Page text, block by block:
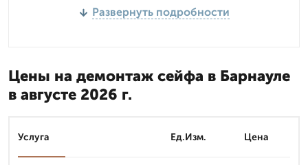
Развернуть подробности
Цены на демонтаж сейфа в Барнауле
в августе 2026 г.
Услуга Ед.Изм. Цена